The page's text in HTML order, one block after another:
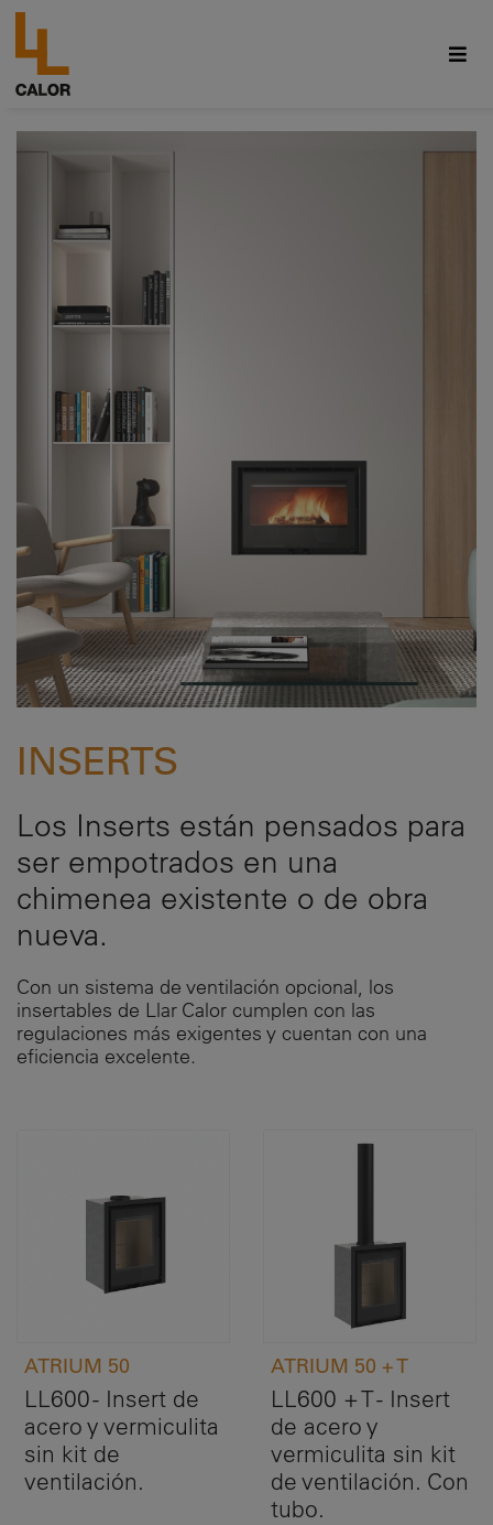
INSERTS
Los Inserts están pensados para
ser empotrados en una
chimenea existente o de obra
nueva.
Con un sistema de ventilación opcional, los
insertables de Llar Calor cumplen con las
regulaciones más exigentes y cuentan con una
eficiencia excelente.
ATRIUM 50
LL600 - Insert de
acero y vermiculita
sin kit de
ventilación.
ATRIUM 50 + T
LL600 + T - Insert
de acero y
vermiculita sin kit
de ventilación. Con
tubo.